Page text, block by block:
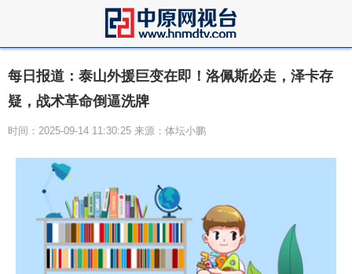
每日报道：泰山外援巨变在即！洛佩斯必走，泽卡存
疑，战术革命倒逼洗牌
时间：2025-09-14 11:30:25 来源：体坛小鹏